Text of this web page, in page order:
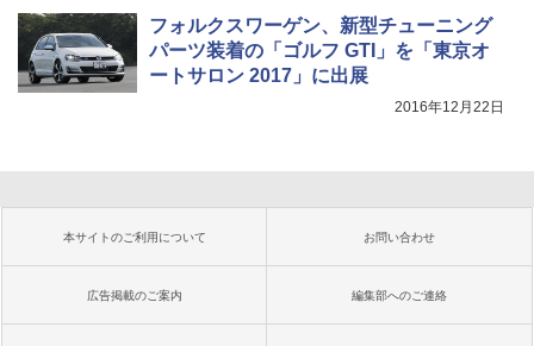
フォルクスワーゲン、新型チューニング
パーツ装着の「ゴルフ GTI」を「東京オ
ートサロン 2017」に出展
2016年12月22日
本サイトのご利用について お問い合わせ
広告掲載のご案内 編集部へのご連絡